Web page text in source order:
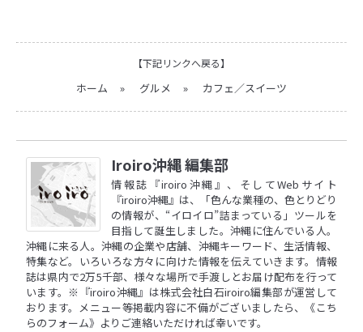
【下記リンクへ戻る】
ホーム » グルメ » カフェ／スイーツ
Iroiro沖縄 編集部
情報誌『iroiro沖縄』、そしてWebサイト
『iroiro沖縄』は、「色んな業種の、色とりどり
の情報が、“イロイロ”詰まっている」ツールを
目指して誕生しました。沖縄に住んでいる人。
沖縄に来る人。沖縄の企業や店舗、沖縄キーワード、生活情報、
特集など。いろいろな方々に向けた情報を伝えていきます。情報
誌は県内で2万5千部、様々な場所で手渡しとお届け配布を行って
います。※『iroiro沖縄』は株式会社白石iroiro編集部が運営して
おります。メニュー等掲載内容に不備がございましたら、
《こち
らのフォーム》 よりご連絡いただければ幸いです。